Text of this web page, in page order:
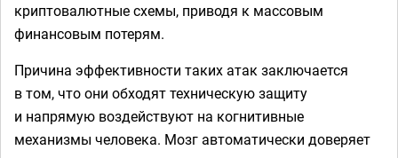
криптовалютные схемы, приводя к массовым
финансовым потерям.
Причина эффективности таких атак заключается
в том, что они обходят техническую защиту
и напрямую воздействуют на когнитивные
механизмы человека. Мозг автоматически доверяет